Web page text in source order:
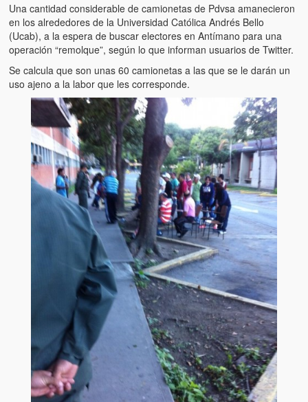
Una cantidad considerable de camionetas de Pdvsa amanecieron
en los alrededores de la Universidad Católica Andrés Bello
(Ucab), a la espera de buscar electores en Antímano para una
operación “remolque”, según lo que informan usuarios de Twitter.
Se calcula que son unas 60 camionetas a las que se le darán un
uso ajeno a la labor que les corresponde.